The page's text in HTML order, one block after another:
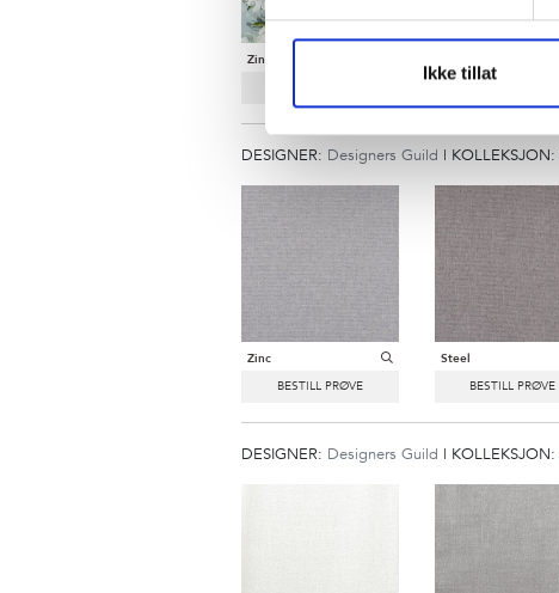
Ikke tillat
Zinc
DESIGNER: Designers Guild | KOLLEKSJON:
Zinc Steel
DESIGNER: Designers Guild | KOLLEKSJON: